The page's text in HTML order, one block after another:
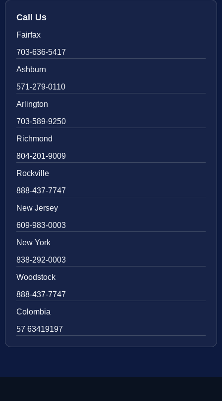
Call Us
Fairfax
703-636-5417
Ashburn
571-279-0110
Arlington
703-589-9250
Richmond
804-201-9009
Rockville
888-437-7747
New Jersey
609-983-0003
New York
838-292-0003
Woodstock
888-437-7747
Colombia
57 63419197